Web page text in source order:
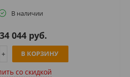
В наличии
044 руб.
В КОРЗИНУ
cо скидкой